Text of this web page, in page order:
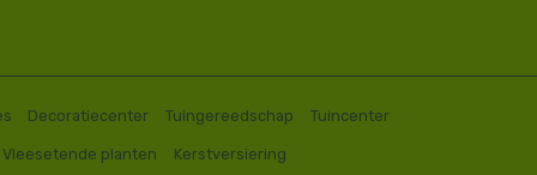
Decoratiecenter Tuingereedschap Tuincenter
Vleesetende planten Kerstversiering